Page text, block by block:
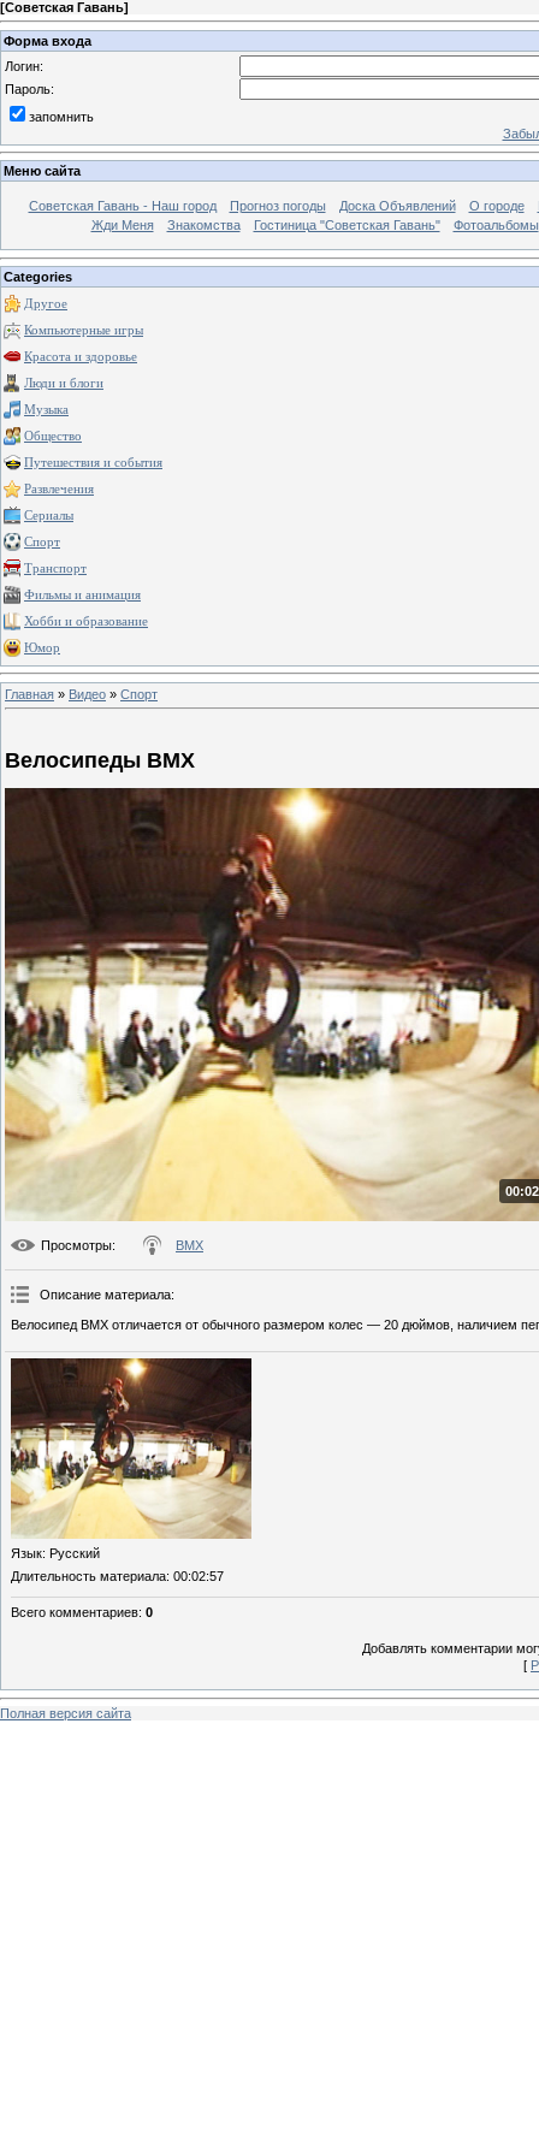
[Советская Гавань]
Форма входа
Логин:
Пароль:
запомнить
Меню сайта
Советская Гавань - Наш город Прогноз погоды Доска Объявлений О городе
Жди Меня
Знакомства Гостиница "Советская Гавань" Фотоальбомы
Categories
Другое
Компьютерные игры
Красота и здоровье
Люди и блоги
Музыка
Общество
Путешествия и события
Развлечения
Сериалы
Спорт
Транспорт
Фильмы и анимация
Хобби и образование
Юмор
Главная » Видео » Спорт
Велосипеды BMX
Просмотры: BMX
Описание материала:
Велосипед BMX отличается от обычного размером колес — 20 дюймов, наличием
Язык: Русский
Длительность материала: 00:02:57
Всего комментариев: 0
Добавлять комментарии
[
Полная версия сайта